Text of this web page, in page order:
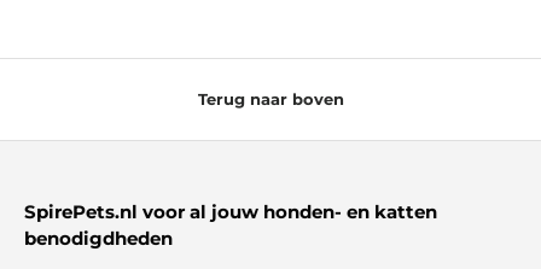
Terug naar boven
SpirePets.nl voor al jouw honden- en katten
benodigdheden